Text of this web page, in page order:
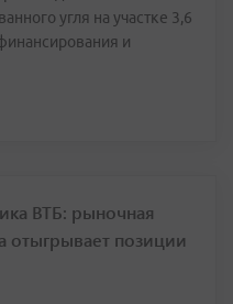
угля на участке 3,6
и
ВТБ: рыночная
отыгрывает позиции